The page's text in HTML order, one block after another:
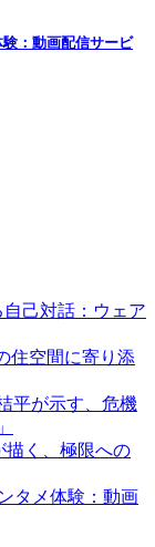
：動画配信サービ
自己対話：ウェア
住空間に寄り添
平が示す、危機
描く、極限への
タメ体験：動画